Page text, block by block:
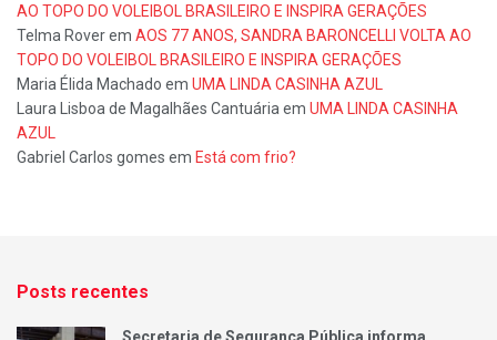
AO TOPO DO VOLEIBOL BRASILEIRO E INSPIRA GERAÇÕES
Telma Roverem AOS 77 ANOS, SANDRA BARONCELLI VOLTA AO
TOPO DO VOLEIBOL BRASILEIRO E INSPIRA GERAÇÕES
Maria Élida Machado em UMA LINDA CASINHA AZUL
Laura Lisboa de Magalhães Cantuária em UMA LINDA CASINHA
AZUL
Gabriel Carlos gomes em Está com frio?
Posts recentes
Secretaria de Segurança Pública informa